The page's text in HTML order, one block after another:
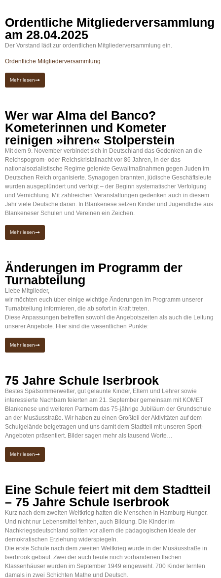
Ordentliche Mitgliederversammlung
am 28.04.2025
Der Vorstand lädt zur ordentlichen Mitgliederversammlung ein.
Ordentliche Mitgliederversammlung
Mehr lesen
Wer war Alma del Banco?
Kometerinnen und Kometer
reinigen »ihren« Stolperstein
Mit dem 9. November verbindet sich in Deutschland das Gedenken an die
Reichspogrom- oder Reichskristallnacht vor 86 Jahren, in der das
nationalsozialistische Regime gelenkte Gewaltmaßnahmen gegen Juden im
Deutschen Reich organisierte. Synagogen brannten, jüdische Geschäftsleute
wurden ausgeplündert und verfolgt – der Beginn syste­matischer Verfolgung
und Vernichtung. Mit zahlreichen Veranstaltungen gedenken auch in diesem
Jahr viele Deutsche daran. In Blankenese setzen Kinder und Jugendliche aus
Blankeneser Schulen und Vereinen ein Zeichen.
Mehr lesen
Änderungen im Programm der
Turnabteilung
Liebe Mitglieder,
wir möchten euch über einige wichtige Änderungen im Programm unserer
Turnabteilung informieren, die ab sofort in Kraft treten.
Diese Anpassungen betreffen sowohl die Angebotszeiten als auch die Leitung
unserer Angebote. Hier sind die wesentlichen Punkte:
Mehr lesen
75 Jahre Schule Iserbrook
Bestes Spätsommerwetter, gut gelaunte Kinder, Eltern und Lehrer sowie
interessierte Nachbarn feierten am 21. September gemeinsam mit KOMET
Blankenese und weiteren Partnern das 75-jährige Jubiläum der Grundschule
an der Musäusstraße. Wir haben zu einen Großteil der Aktivitäten auf dem
Schulgelände beigetragen und uns damit dem Stadtteil mit unseren Sport-
Angeboten präsentiert. Bilder sagen mehr als tausend Worte…
Mehr lesen
Eine Schule feiert mit dem Stadtteil
– 75 Jahre Schule Iserbrook
Kurz nach dem zweiten Weltkrieg hatten die Menschen in Hamburg Hunger.
Und nicht nur Lebensmittel fehlten, auch Bildung. Die Kinder im
Nachkriegsdeutschland sollten vor allem die pädagogischen Ideale der
demokratischen Erziehung widerspiegeln.
Die erste Schule nach dem zweiten Weltkrieg wurde in der Musäusstraße in
Iserbrook gebaut. Zwei der auch heute noch vorhandenen flachen
Klassenhäuser wurden im September 1949 eingeweiht. 700 Kinder lernten
damals in zwei Schichten Mathe und Deutsch.